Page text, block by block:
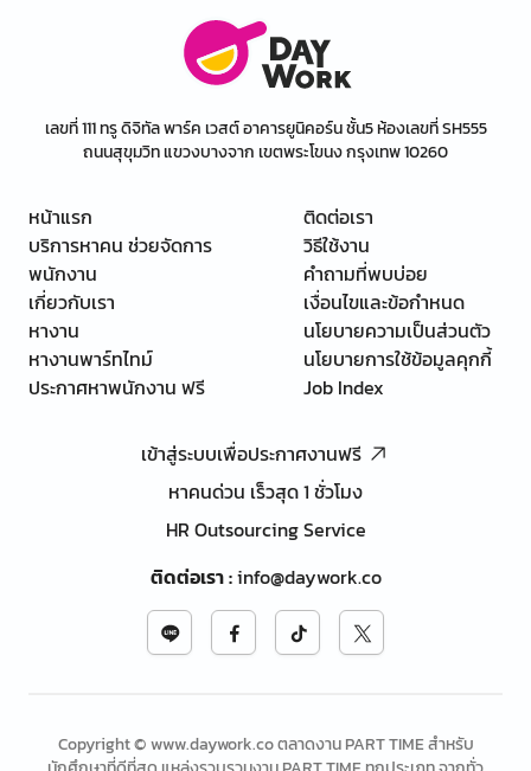
เลขที่ 111 ทรู ดิจิทัล พาร์ค เวสต์ อาคารยูนิคอร์น ชั้น5 ห้องเลขที่ SH555
ถนนสุขุมวิท แขวงบางจาก เขตพระโขนง กรุงเทพ 10260
หน้าแรก
บริการหาคน ช่วยจัดการ
พนักงาน
เกี่ยวกับเรา
หางาน
หางานพาร์ทไทม์
ประกาศหาพนักงาน ฟรี
ติดต่อเรา
วิธีใช้งาน
คำถามที่พบบ่อย
เงื่อนไขและข้อกำหนด
นโยบายความเป็นส่วนตัว
นโยบายการใช้ข้อมูลคุกกี้
Job Index
เข้าสู่ระบบเพื่อประกาศงานฟรี
หาคนด่วน เร็วสุด 1 ชั่วโมง
HR Outsourcing Service
ติดต่อเรา:info@daywork.co
Copyright © www.daywork.co ตลาดงาน PART TIME สำหรับ